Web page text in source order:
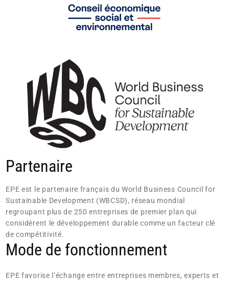
Partenaire
EPE est le partenaire français du World Business Council for
Sustainable Development (WBCSD), réseau mondial
regroupant plus de 250 entreprises de premier plan qui
considèrent le développement durable comme un facteur clé
de compétitivité.
Mode de fonctionnement
EPE favorise l’échange entre entreprises membres, experts et